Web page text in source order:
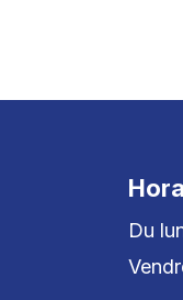
Du